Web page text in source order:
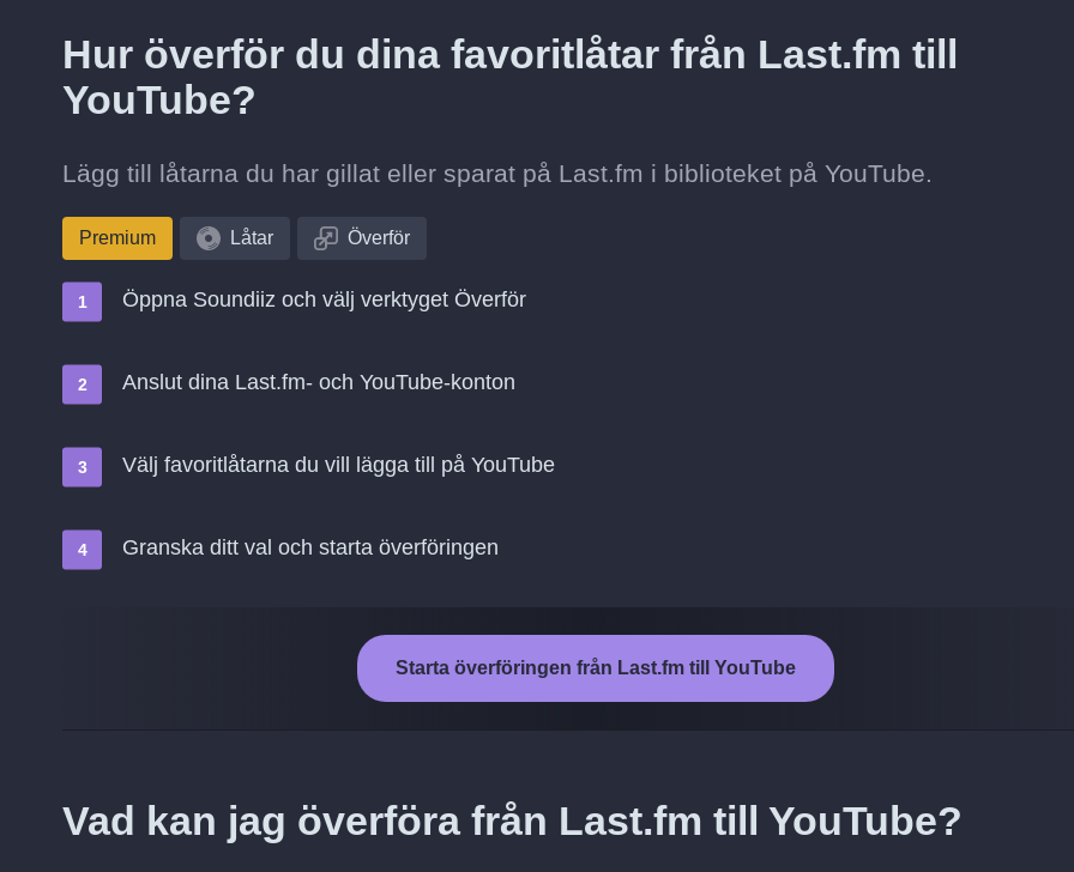
Hur överför du dina favoritlåtar från Last.fm till
YouTube?
Lägg till låtarna du har gillat eller sparat på Last.fm i biblioteket på YouTube.
Premium Låtar Överför
Öppna Soundiiz och välj verktyget Överför
Anslut dina Last.fm- och YouTube-konton
Välj favoritlåtarna du vill lägga till på YouTube
Granska ditt val och starta överföringen
Starta överföringen från Last.fm till YouTube
Vad kan jag överföra från Last.fm till YouTube?